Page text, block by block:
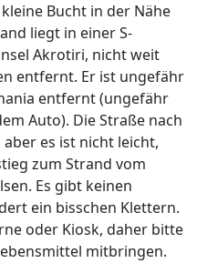
Bucht in der Nähe
liegt in einer S-
Akrotiri, nicht weit
entfernt. Er ist ungefähr
entfernt (ungefähr
Auto). Die Straße nach
es ist nicht leicht,
zum Strand vom
Es gibt keinen
ein bisschen Klettern.
oder Kiosk, daher bitte
mitbringen.